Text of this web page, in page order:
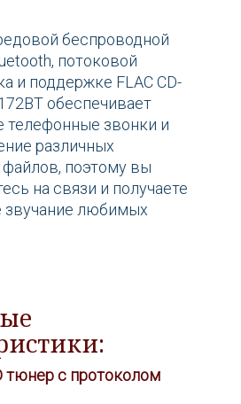
беспроводной
потоковой
и поддержке FLAC CD-
обеспечивает
телефонные звонки и
различных
поэтому вы
на связи и получаете
звучание любимых
тюнер с протоколом